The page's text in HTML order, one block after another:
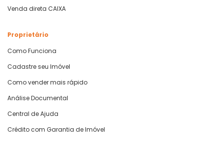
Venda direta CAIXA
Proprietário
Como Funciona
Cadastre seu Imóvel
Como vender mais rápido
Análise Documental
Central de Ajuda
Crédito com Garantia de Imóvel